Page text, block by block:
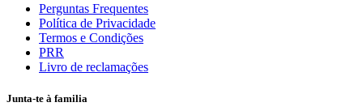
Perguntas Frequentes
Política de Privacidade
Termos e Condições
PRR
Livro de reclamações
Junta-te à familia